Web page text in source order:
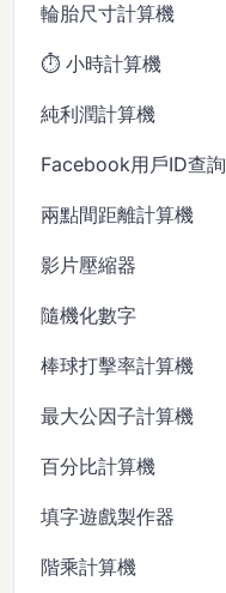
輪胎尺寸計算機
⏱️ 小時計算機
純利潤計算機
Facebook用戶ID查詢
兩點間距離計算機
影片壓縮器
隨機化數字
棒球打擊率計算機
最大公因子計算機
百分比計算機
填字遊戲製作器
階乘計算機